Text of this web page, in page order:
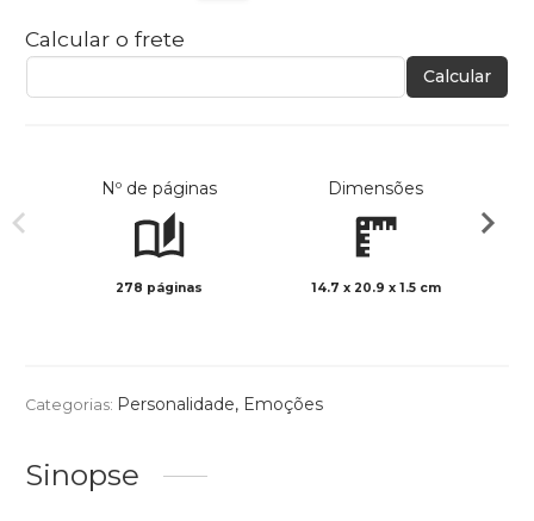
Calcular o frete
Calcular
Nº de páginas
278 páginas
Dimensões
14.7 x 20.9 x 1.5 cm
Categorias: Personalidade, Emoções
Sinopse